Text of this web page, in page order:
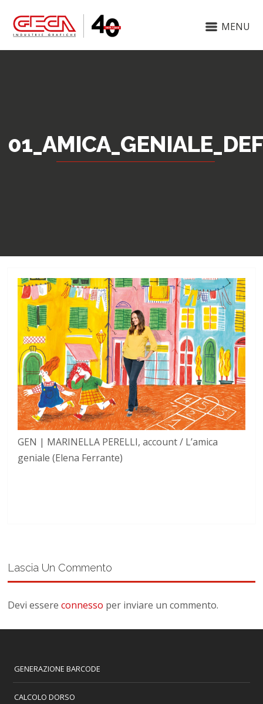
MENU
01_AMICA_GENIALE_DEF
GEN | MARINELLA PERELLI, account / L’amica
geniale (Elena Ferrante)
Lascia Un Commento
Devi essereconnesso per inviare un commento.
GENERAZIONE BARCODE
CALCOLO DORSO